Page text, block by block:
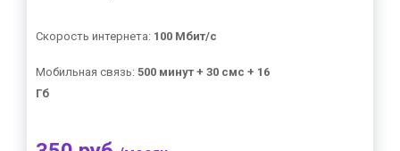
Скорость интернета: 100 Мбит/с
Мобильная связь: 500 минут + 30 смс + 16
Гб